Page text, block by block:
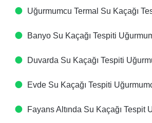
Uğurmumcu Termal Su Kaçağı
Banyo Su Kaçağı Tespiti​
Duvarda Su Kaçağı Tespiti​
Evde Su Kaçağı Tespiti​
Fayans Altında Su Kaçağı Tespit​